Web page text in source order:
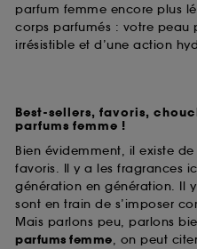
parfum femme encore plus
corps parfumés : votre peau
irrésistible et d’une action
Best-sellers, favoris,
parfums femme !
Bien évidemment, il existe
favoris. Il y a les fragrances
génération en génération. Il
sont en train de s’imposer
Mais parlons peu, parlons
parfums femme, on peut